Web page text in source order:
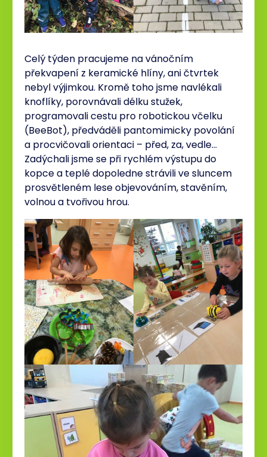
Celý týden pracujeme na vánočním
překvapení z keramické hlíny, ani čtvrtek
nebyl výjimkou. Kromě toho jsme navlékali
knoflíky, porovnávali délku stužek,
programovali cestu pro robotickou včelku
(BeeBot), předváděli pantomimicky povolání
a procvičovali orientaci – před, za, vedle…
Zadýchali jsme se při rychlém výstupu do
kopce a teplé dopoledne strávili ve sluncem
prosvětleném lese objevováním, stavěním,
volnou a tvořivou hrou.